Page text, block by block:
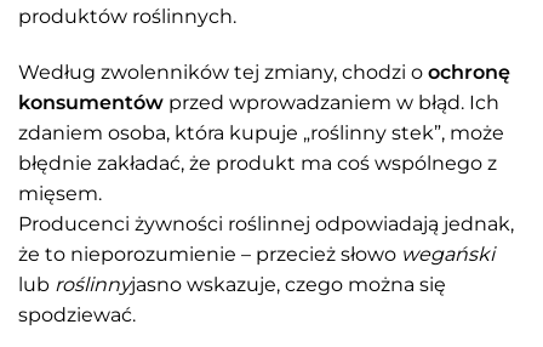
produktów roślinnych.
Według zwolenników tej zmiany, chodzi o ochronę
konsumentów przed wprowadzaniem w błąd. Ich
zdaniem osoba, która kupuje „roślinny stek”, może
błędnie zakładać, że produkt ma coś wspólnego z
mięsem.
Producenci żywności roślinnej odpowiadają jednak,
że to nieporozumienie – przecież słowo wegański
lub roślinnyjasno wskazuje, czego można się
spodziewać.